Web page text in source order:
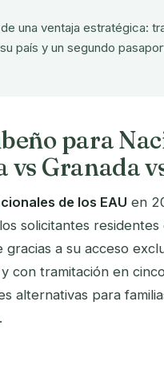
una ventaja estratégica:
país y un segundo
para
vs Granada
de los EAU en
solicitantes residentes
a su acceso
con tramitación en
alternativas para